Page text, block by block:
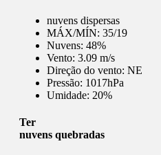
nuvens dispersas
MÁX/MÍN: 35/19
Nuvens: 48%
Vento: 3.09 m/s
Direção do vento: NE
Pressão: 1017hPa
Umidade: 20%
Ter
nuvens quebradas